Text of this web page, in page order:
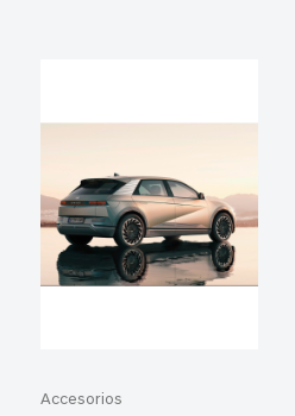
Accesorios